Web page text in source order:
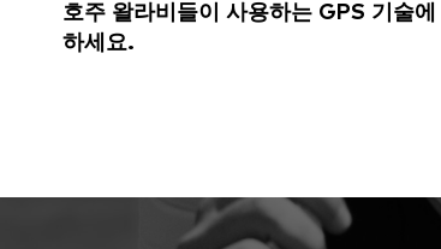
호주 왈라비들이 사용하는 GPS 기술
하세요.